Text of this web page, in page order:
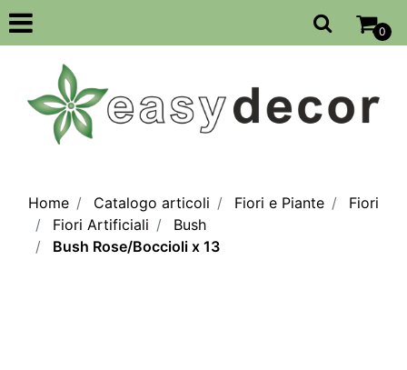
Open
0
Home Catalogo articoli Fiori e Piante
Fiori
Fiori Artificiali
Bush
Bush Rose/Boccioli x 13